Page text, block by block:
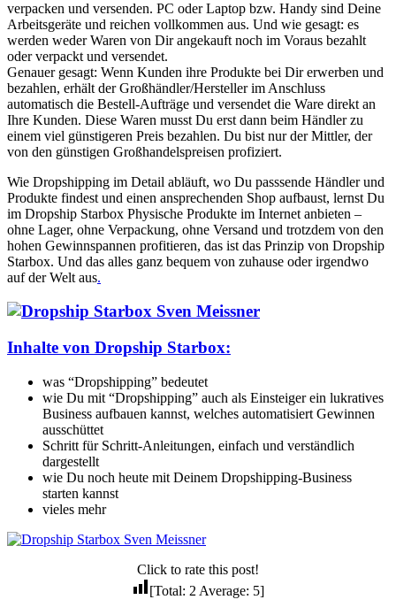
verpacken und versenden. PC oder Laptop bzw. Handy sind Deine
Arbeitsgeräte und reichen vollkommen aus. Und wie gesagt: es
werden weder Waren von Dir angekauft noch im Voraus bezahlt
oder verpackt und versendet.
Genauer gesagt: Wenn Kunden ihre Produkte bei Dir erwerben und
bezahlen, erhält der Großhändler/Hersteller im Anschluss
automatisch die Bestell-Aufträge und versendet die Ware direkt an
Ihre Kunden. Diese Waren musst Du erst dann beim Händler zu
einem viel günstigeren Preis bezahlen. Du bist nur der Mittler, der
von den günstigen Großhandelspreisen profiziert.
Wie Dropshipping im Detail abläuft, wo Du passsende Händler und
Produkte findest und einen ansprechenden Shop aufbaust, lernst Du
im Dropship Starbox Physische Produkte im Internet anbieten –
ohne Lager, ohne Verpackung, ohne Versand und trotzdem von den
hohen Gewinnspannen profitieren, das ist das Prinzip von Dropship
Starbox. Und das alles ganz bequem von zuhause oder irgendwo
auf der Welt aus.
Inhalte von Dropship Starbox:
was “Dropshipping” bedeutet
wie Du mit “Dropshipping” auch als Einsteiger ein lukratives
Business aufbauen kannst, welches automatisiert Gewinnen
ausschüttet
Schritt für Schritt-Anleitungen, einfach und verständlich
dargestellt
wie Du noch heute mit Deinem Dropshipping-Business
starten kannst
vieles mehr
Click to rate this post!
[Total: 2 Average: 5]